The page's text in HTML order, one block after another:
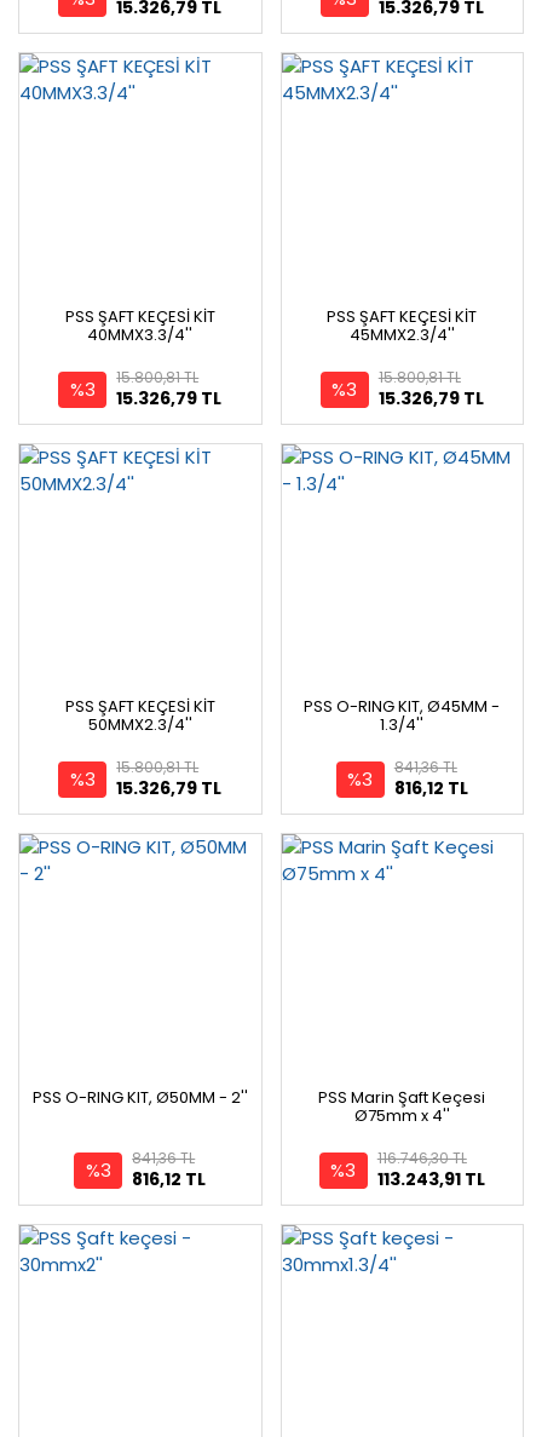
15.326,79 TL 15.326,79 TL
PSS ŞAFT KEÇESİ KİT
40MMX3.3/4''
%3 15.326,79 TL
15.800,81 TL
PSS ŞAFT KEÇESİ KİT
45MMX2.3/4''
%3 15.326,79 TL
15.800,81 TL
PSS ŞAFT KEÇESİ KİT
50MMX2.3/4''
%3 15.326,79 TL
15.800,81 TL
PSS O-RING KIT, Ø45MM -
1.3/4''
%3 816,12 TL
841,36 TL
PSS O-RING KIT, Ø50MM - 2''
%3 816,12 TL
841,36 TL
PSS Marin Şaft Keçesi
Ø75mm x 4''
%3 113.243,91 TL
116.746,30 TL